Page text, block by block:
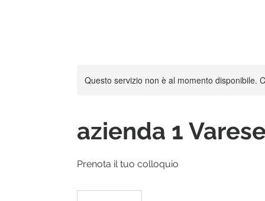
Questo servizio non è al momento disponibile.
azienda 1
Prenota il tuo colloquio